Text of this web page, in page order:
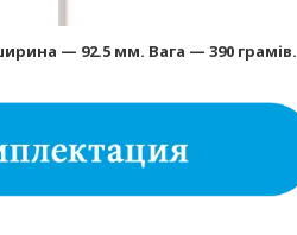
— 92.5 мм. Вага — 390 грамів.